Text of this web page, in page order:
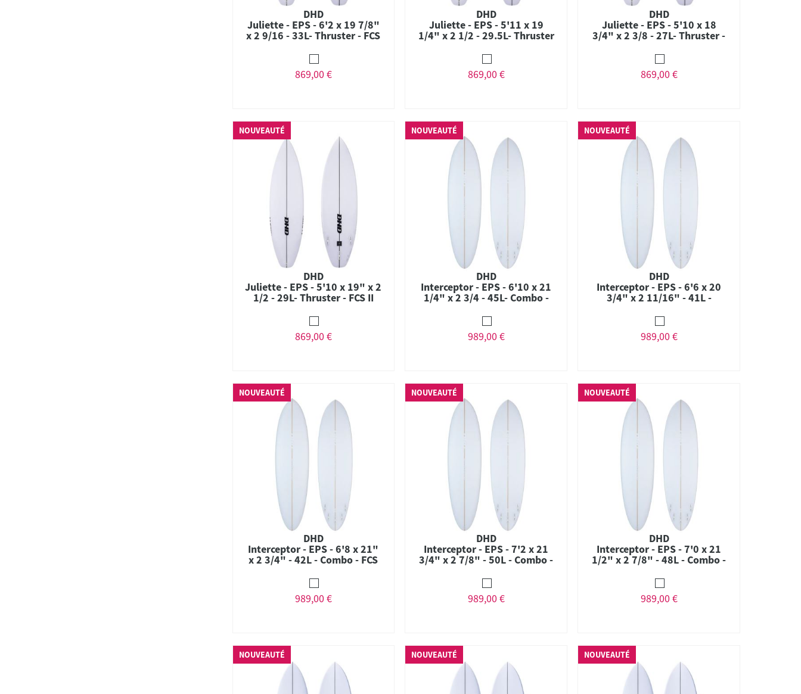
DHD
Juliette - EPS - 6'2 x 19 7/8"
x 2 9/16 - 33L- Thruster - FCS
869,00 €
DHD
Juliette - EPS - 5'11 x 19
1/4" x 2 1/2 - 29.5L- Thruster
869,00 €
DHD
Juliette - EPS - 5'10 x 18
3/4" x 2 3/8 - 27L- Thruster -
869,00 €
NOUVEAUTÉ
DHD
Juliette - EPS - 5'10 x 19" x 2
1/2 - 29L- Thruster - FCS II
869,00 €
NOUVEAUTÉ
DHD
Interceptor - EPS - 6'10 x 21
1/4" x 2 3/4 - 45L- Combo -
989,00 €
NOUVEAUTÉ
DHD
Interceptor - EPS - 6'6 x 20
3/4" x 2 11/16" - 41L -
989,00 €
NOUVEAUTÉ
DHD
Interceptor - EPS - 6'8 x 21"
x 2 3/4" - 42L - Combo - FCS
989,00 €
NOUVEAUTÉ
DHD
Interceptor - EPS - 7'2 x 21
3/4" x 2 7/8" - 50L - Combo -
989,00 €
NOUVEAUTÉ
DHD
Interceptor - EPS - 7'0 x 21
1/2" x 2 7/8" - 48L - Combo -
989,00 €
NOUVEAUTÉ NOUVEAUTÉ NOUVEAUTÉ